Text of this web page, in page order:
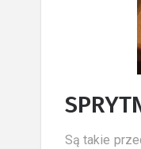
Są takie